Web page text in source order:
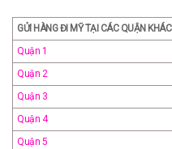
GỬI HÀNG ĐI MỸ TẠI CÁC QUẬN KHÁC
Quận 1
Quận 2
Quận 3
Quận 4
Quận 5